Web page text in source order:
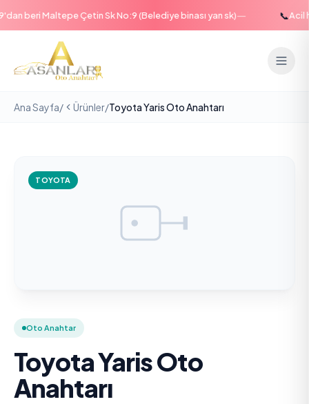
beri Maltepe Çetin Sk No:9 (Belediye binası yan sk)— Acil
Ana Sayfa/ Ürünler/Toyota Yaris Oto Anahtarı
TOYOTA
Oto Anahtar
Toyota Yaris Oto
Anahtarı